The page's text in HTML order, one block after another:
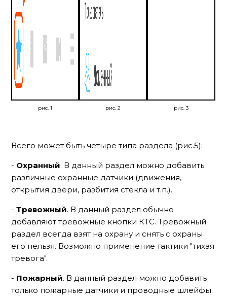
рис. 1 рис. 2 рис. 3
Всего может быть четыре типа раздела (рис.5):
- Охранный. В данный раздел можно добавить
различные охранные датчики (движения,
открытия двери, разбития стекла и т.п.).
-Тревожный. В данный раздел обычно
добавляют тревожные кнопки КТС. Тревожный
раздел всегда взят на охрану и снять с охраны
его нельзя. Возможно применение тактики "тихая
тревога".
- Пожарный. В данный раздел можно добавить
только пожарные датчики и проводные шлейфы.